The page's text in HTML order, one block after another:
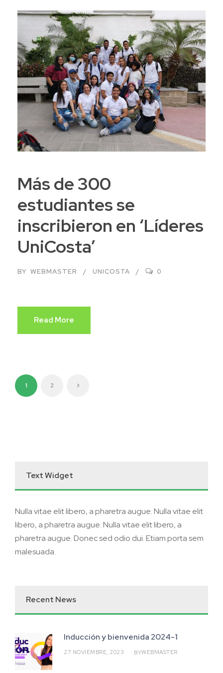
Más de 300
estudiantes se
inscribieron en ‘Líderes
UniCosta’
BY WEBMASTER UNICOSTA 0
Read More
1 2
Text Widget
Nulla vitae elit libero, a pharetra augue. Nulla vitae elit
libero, a pharetra augue. Nulla vitae elit libero, a
pharetra augue. Donec sed odio dui. Etiam porta sem
malesuada.
Recent News
Inducción y bienvenida 2024-1
27 NOVIEMBRE, 2023 BYWEBMASTER